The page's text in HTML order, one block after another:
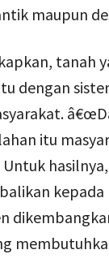
maupun
tanah
dengan
itu
kepada